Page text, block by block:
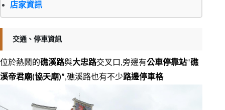
店家資訊
交通、停車資訊
位於熱鬧的礁溪路與大忠路交叉口,旁邊有公車停靠站“礁
溪帝君廟(協天廟)”,礁溪路也有不少路邊停車格